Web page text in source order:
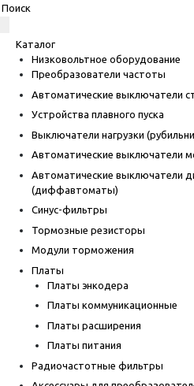
Каталог
Низковольтное оборудование
Преобразователи частоты
Автоматические выключатели
Устройства плавного пуска
Выключатели нагрузки
Автоматические выключатели
Автоматические выключатели
(диффавтоматы)
Синус-фильтры
Тормозные резисторы
Модули торможения
Платы
Платы энкодера
Платы коммуникационные
Платы расширения
Платы питания
Радиочастотные фильтры